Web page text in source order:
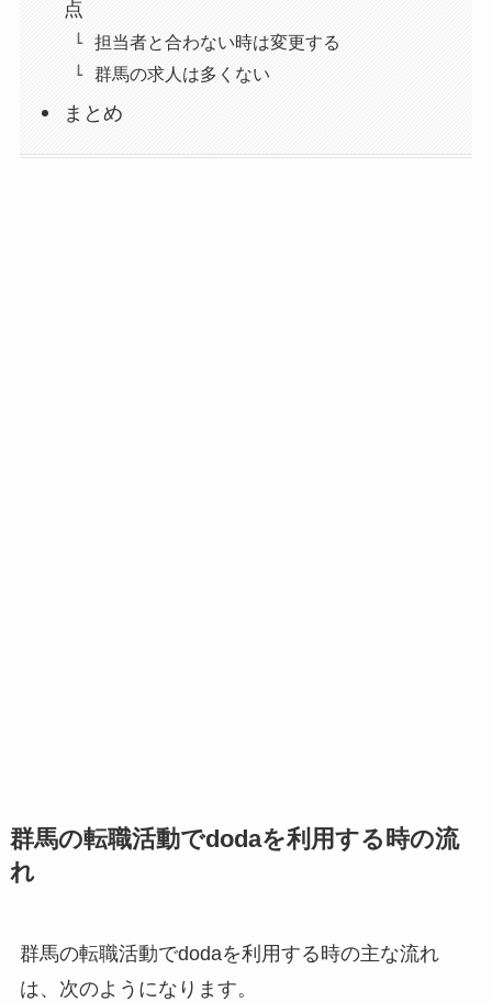
点
担当者と合わない時は変更する
群馬の求人は多くない
まとめ
群馬の転職活動でdodaを利用する時の流
れ
群馬の転職活動でdodaを利用する時の主な流れ
は、次のようになります。